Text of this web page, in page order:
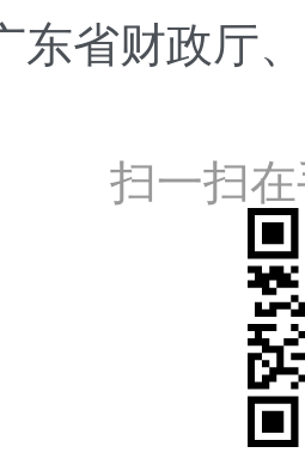
东省财政厅
扫一扫